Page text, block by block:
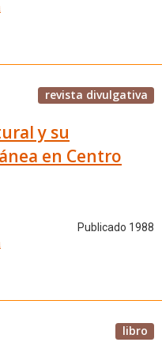
revista divulgativa
y su
en Centro
Publicado 1988
libro